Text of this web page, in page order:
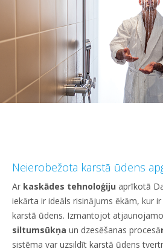
Neierobežota karstā ūdens
Ar kaskādes tehnoloģiju aprīkotā
iekārta ir ideāls risinājums ēkām, kur
karstā ūdens. Izmantojot
siltumsūkņa un dzesēšanas procesā
sistēma var uzsildīt karstā ūdens